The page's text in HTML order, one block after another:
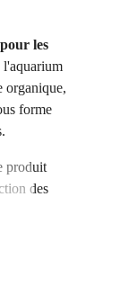
les
organique,
forme
produit
des